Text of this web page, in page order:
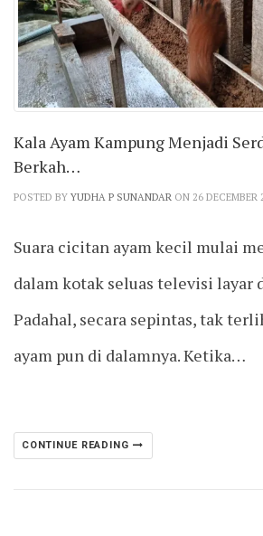
Kala Ayam Kampung Menjadi
Berkah…
POSTED BY YUDHA P SUNANDAR ON 26 DECEMBER
Suara cicitan ayam kecil mulai
dalam kotak seluas televisi layar
Padahal, secara sepintas, tak
ayam pun di dalamnya. Ketika…
CONTINUE READING